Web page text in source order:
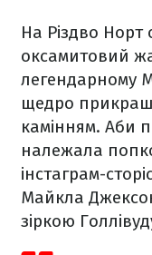
На Різдво
оксамитовий
легендарному
щедро
камінням. Аби
належала
інстаграм-
Майкла
зіркою